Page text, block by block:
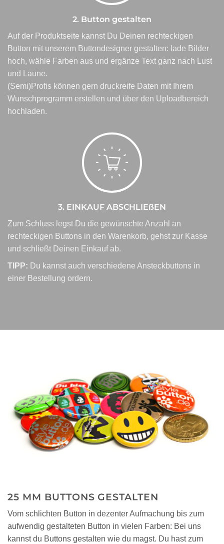
2. Button gestalten
Auf der Produktseite kannst Du Deinen rechteckigen
Button mit unserem Buttondesigner gestalten: lade Bilder
hoch, wähle Farben aus und ergänze Text ganz nach Lust
und Laune.
(Semi)Profis können gern druckreife Daten mit Ihrem
Wunschprogramm erstellen und über den Uploadbereich
hochladen.
3. EINKAUF ABSCHLIEßEN
Zum Schluss legst Du die gewünschte Anzahl an
rechteckigen Buttons in den Warenkorb, gehst zur Kasse
und schließt Deinen Einkauf ab.
TIPP: Du kannst auch verschiedene Ansteckbuttons in
einer Bestellung ordern.
25 MM BUTTONS GESTALTEN
Vom schlichten Button in dezenter Aufmachung bis zum
aufwendig gestalteten Button in vielen Farben: Bei uns
kannst du Buttons gestalten wie du magst. Du hast zum